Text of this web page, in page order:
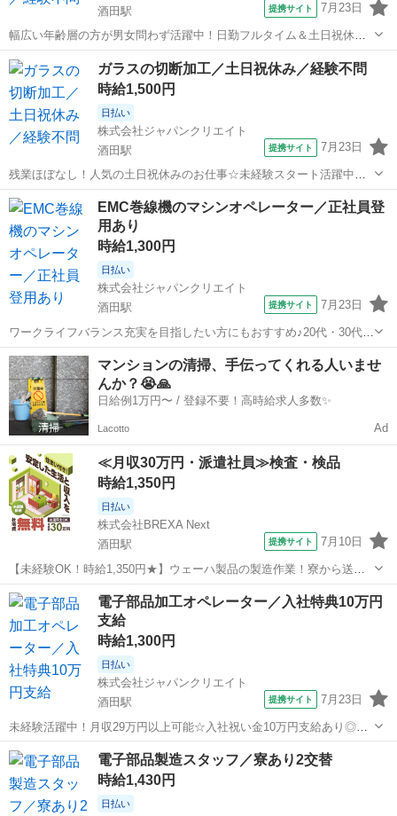
酒田駅 提携サイト 7月23日
幅広い年齢層の方が男女問わず活躍中！日勤フルタイム＆土日祝休み
☆空調完備の快適ワーク♪ ＼株式会社ジャパンクリエイトの強み／
【製造・物流に特化した圧倒的な専門性】 ジャパンクリエイトは、製
造・物流分野に特化した派遣・請...
山形
ガラスの切断加工／土日祝休み／経験不問
時給1,500円
日払い
株式会社ジャパンクリエイト
酒田駅
提携サイト 7月23日
残業ほぼなし！人気の土日祝休みのお仕事☆未経験スタート活躍中！
週払いシステムあり！／20代・30代・40代・50代在籍中 ＼株式会社ジ
ャパンクリエイトの強み／ 【製造・物流に特化した圧倒的な専門性】
ジャパンクリエイトは...
山形 酒田駅 工場
EMC巻線機のマシンオペレーター／正社員登
用あり
時給1,300円
日払い
株式会社ジャパンクリエイト
酒田駅
提携サイト 7月23日
ワークライフバランス充実を目指したい方にもおすすめ♪20代・30代在
籍中◎研修制度充実で慣れていきやすい♪／20代・30代・40代・50代
在籍中 ＼株式会社ジャパンクリエイトの強み／ 【製造・物流に特化し
た圧倒的な専門性...
山形 酒田駅
マンションの清掃、手伝ってくれる人いませ
んか？😭🙏
日給例1万円〜 / 登録不要！高時給求人多数✨
Lacotto Ad
≪月収30万円・派遣社員≫検査・検品
時給1,350円
日払い
株式会社BREXA Next
酒田駅
提携サイト 7月10日
【未経験OK！時給1,350円★】ウェーハ製品の製造作業！寮から送迎
あり◎寮費無料！日払いあり！赴任旅費会社負担！年間休日127日◎マ
イカー通勤！無料駐車場あり！社員食堂利用可！クリーンルーム内作
業！空調完備で快適！《山形県...
山形 酒田駅 その他
電子部品加工オペレーター／入社特典10万円
支給
時給1,300円
日払い
株式会社ジャパンクリエイト
酒田駅
提携サイト 7月23日
未経験活躍中！月収29万円以上可能☆入社祝い金10万円支給あり◎入
社前の工場見学OK！／20代・30代・40代・50代在籍中 ＼株式会社ジ
ャパンクリエイトの強み／ 【製造・物流に特化した圧倒的な専門性】
ジャパンクリエイ...
山形 工場
電子部品製造スタッフ／寮あり2交替
時給1,430円
日払い